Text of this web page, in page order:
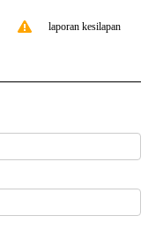
laporan kesilapan